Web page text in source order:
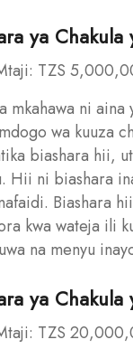
ya
TZS
mkahawa ni
wa kuuza
biashara hii,
Hii ni biashara
Biashara
kwa wateja ili
na menyu
ya
TZS